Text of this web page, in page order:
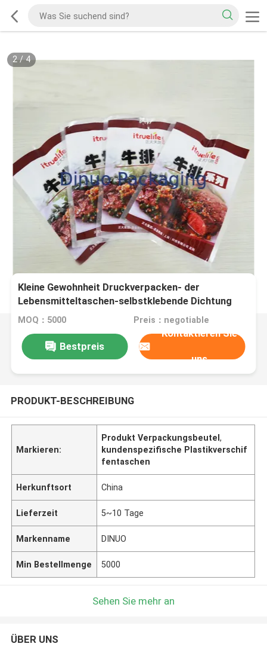
2/4
Kleine Gewohnheit Druckverpacken- der
Lebensmitteltaschen-selbstklebende Dichtung
feuchtigkeitsfest
MOQ：5000 Preis：negotiable
Bestpreis
Kontaktieren Sie
uns
PRODUKT-BESCHREIBUNG
Markieren:
Produkt Verpackungsbeutel,
kundenspezifische Plastikverschif
fentaschen
Herkunftsort China
Lieferzeit 5~10 Tage
Markenname DINUO
Min Bestellmenge 5000
Sehen Sie mehr an
ÜBER UNS